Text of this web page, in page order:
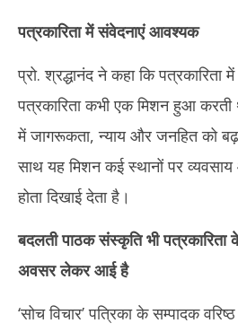
पत्रकारिता में संवेदनाएं आवश्यक
प्रो. श्रद्धानंद ने कहा कि
पत्रकारिता कभी एक मिशन हुआ करती
में जागरूकता, न्याय और जनहित को
साथ यह मिशन कई स्थानों पर व्यवसाय
होता दिखाई देता है।
बदलती पाठक संस्कृति भी पत्रकारिता
अवसर लेकर आई है
‘सोच विचार’ पत्रिका के सम्पादक